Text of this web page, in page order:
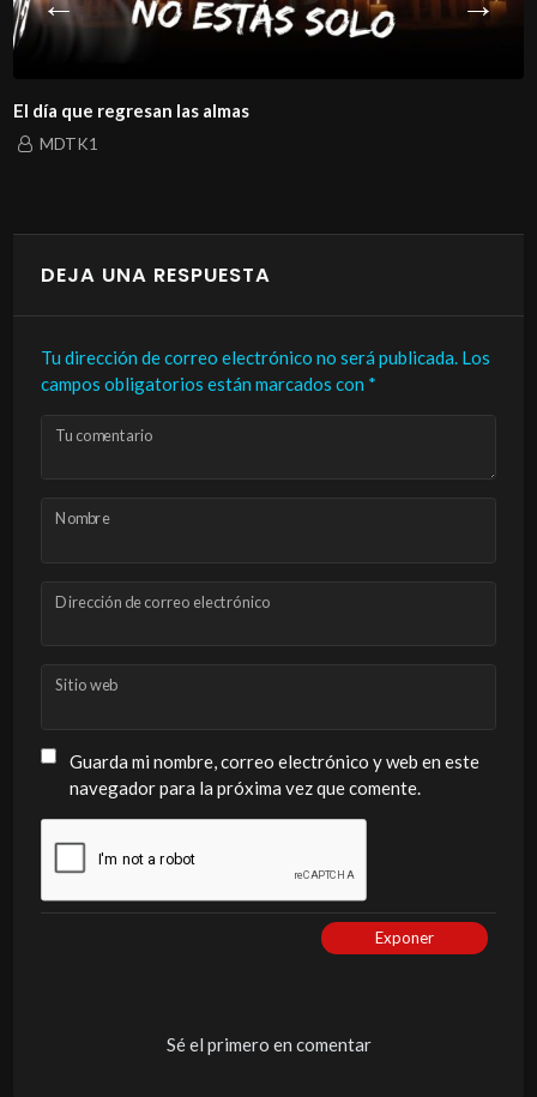
El día que regresan las almas
MDTK1
DEJA UNA RESPUESTA
Tu dirección de correo electrónico no será publicada. Los
campos obligatorios están marcados con *
Tu comentario
Nombre
Dirección de correo electrónico
Sitio web
Guarda mi nombre, correo electrónico y web en este
navegador para la próxima vez que comente.
Exponer
Sé el primero en comentar